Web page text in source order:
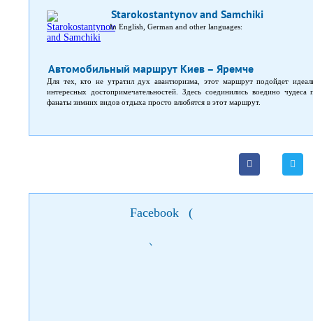
Starokostantynov and Samchiki
In English, German and other languages:
Автомобильный маршрут Киев – Яремче
Для тех, кто не утратил дух авантюризма, этот маршрут подойдет
интересных достопримечательностей. Здесь соединились воедино
фанаты зимних видов отдыха просто влюбятся в этот маршрут.
Facebook (
)